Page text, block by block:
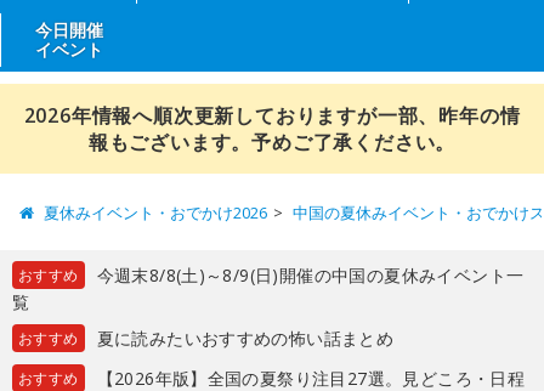
今日開催
イベント
2026年情報へ順次更新しておりますが一部、昨年の情
報もございます。予めご了承ください。
夏休みイベント・おでかけ2026 中国の夏休みイベント・おでかけ
おすすめ
今週末8/8(土)～8/9(日)開催の中国の夏休みイベント一
覧
おすすめ 夏に読みたいおすすめの怖い話まとめ
おすすめ
【2026年版】全国の夏祭り注目27選。見どころ・日程